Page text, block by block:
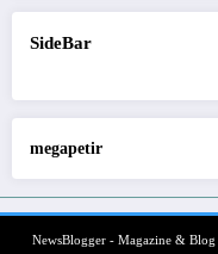
SideBar
megapetir
NewsBlogger - Magazine & Blog